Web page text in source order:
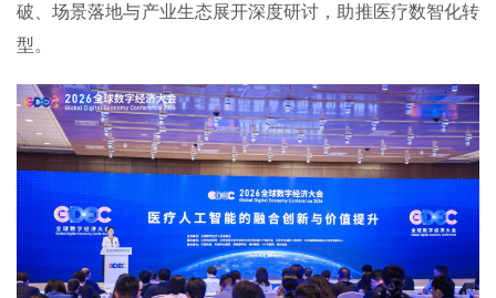
破、场景落地与产业生态展开深度研讨，助推医疗数智化转
型。